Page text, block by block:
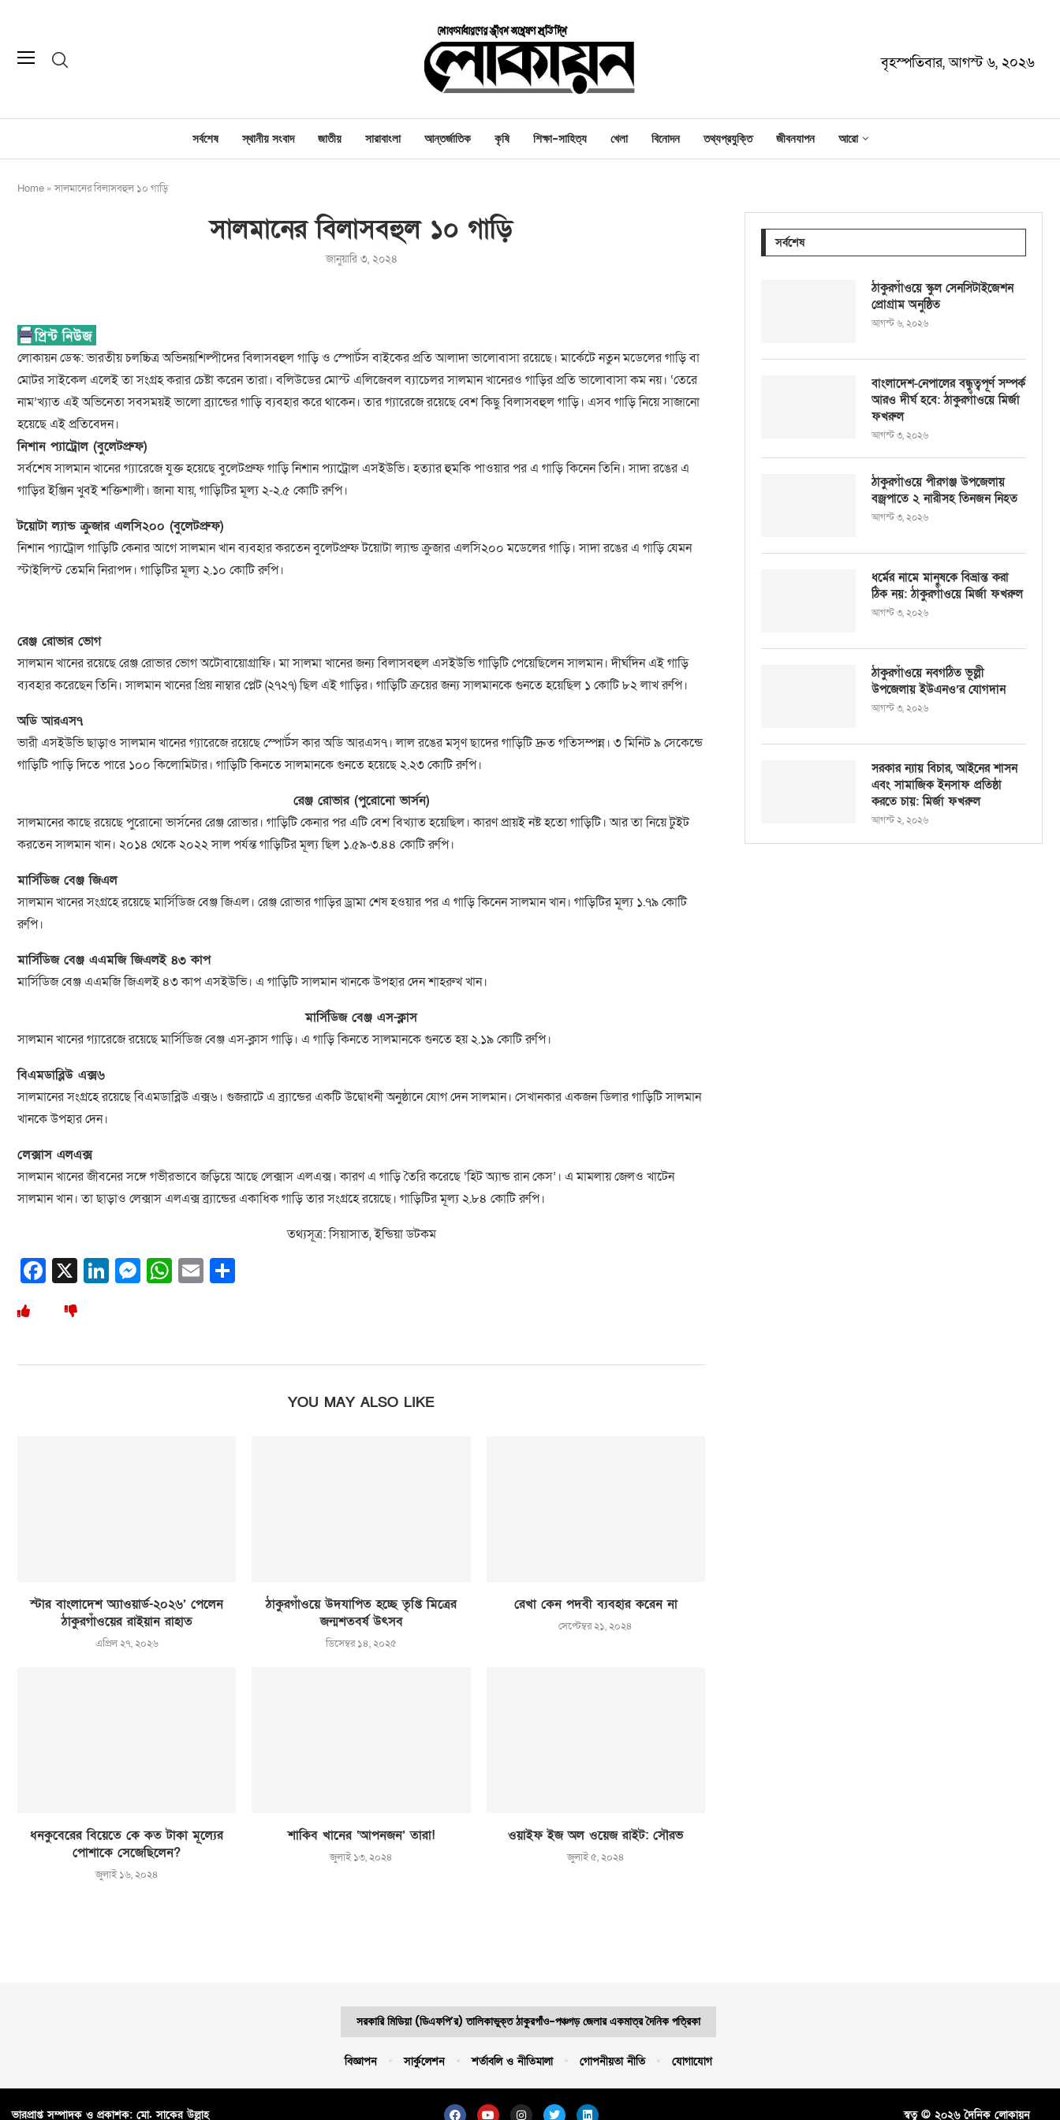
বৃহস্পতিবার, আগস্ট ৬, ২০২৬
সর্বশেষ স্থানীয় সংবাদ জাতীয় সারাবাংলা আন্তর্জাতিক কৃষি শিক্ষা-সাহিত্য খেলা বিনোদন তথ্যপ্রযুক্তি জীবনযাপন আরো
Home »সালমানের বিলাসবহুল ১০ গাড়ি
সালমানের বিলাসবহুল ১০ গাড়ি
জানুয়ারি ৩, ২০২৪
লোকায়ন ডেস্ক: ভারতীয় চলচ্চিত্র অভিনয়শিল্পীদের বিলাসবহুল গাড়ি ও স্পোর্টস বাইকের প্রতি আলাদা ভালোবাসা রয়েছে। মার্কেটে নতুন মডেলের গাড়ি বা
মোটর সাইকেল এলেই তা সংগ্রহ করার চেষ্টা করেন তারা। বলিউডের মোস্ট এলিজেবল ব্যাচেলর সালমান খানেরও গাড়ির প্রতি ভালোবাসা কম নয়। ‘তেরে
নাম’খ্যাত এই অভিনেতা সবসময়ই ভালো ব্র্যান্ডের গাড়ি ব্যবহার করে থাকেন। তার গ্যারেজে রয়েছে বেশ কিছু বিলাসবহুল গাড়ি। এসব গাড়ি নিয়ে সাজানো
হয়েছে এই প্রতিবেদন।
নিশান প্যাট্রোল (বুলেটপ্রুফ)
সর্বশেষ সালমান খানের গ্যারেজে যুক্ত হয়েছে বুলেটপ্রুফ গাড়ি নিশান প্যাট্রোল এসইউভি। হত্যার হুমকি পাওয়ার পর এ গাড়ি কিনেন তিনি। সাদা রঙের এ
গাড়ির ইঞ্জিন খুবই শক্তিশালী। জানা যায়, গাড়িটির মূল্য ২-২.৫ কোটি রুপি।
টয়োটা ল্যান্ড ক্রুজার এলসি২০০ (বুলেটপ্রুফ)
নিশান প্যাট্রোল গাড়িটি কেনার আগে সালমান খান ব্যবহার করতেন বুলেটপ্রুফ টয়োটা ল্যান্ড ক্রুজার এলসি২০০ মডেলের গাড়ি। সাদা রঙের এ গাড়ি যেমন
স্টাইলিস্ট তেমনি নিরাপদ। গাড়িটির মূল্য ২.১০ কোটি রুপি।
রেঞ্জ রোভার ভোগ
সালমান খানের রয়েছে রেঞ্জ রোভার ভোগ অটোবায়োগ্রাফি। মা সালমা খানের জন্য বিলাসবহুল এসইউভি গাড়িটি পেয়েছিলেন সালমান। দীর্ঘদিন এই গাড়ি
ব্যবহার করেছেন তিনি। সালমান খানের প্রিয় নাম্বার প্লেট (২৭২৭) ছিল এই গাড়ির। গাড়িটি ক্রয়ের জন্য সালমানকে গুনতে হয়েছিল ১ কোটি ৮২ লাখ রুপি।
অডি আরএস৭
ভারী এসইউভি ছাড়াও সালমান খানের গ্যারেজে রয়েছে স্পোর্টস কার অডি আরএস৭। লাল রঙের মসৃণ ছাদের গাড়িটি দ্রুত গতিসম্পন্ন। ৩ মিনিট ৯ সেকেন্ডে
গাড়িটি পাড়ি দিতে পারে ১০০ কিলোমিটার। গাড়িটি কিনতে সালমানকে গুনতে হয়েছে ২.২৩ কোটি রুপি।
রেঞ্জ রোভার (পুরোনো ভার্সন)
সালমানের কাছে রয়েছে পুরোনো ভার্সনের রেঞ্জ রোভার। গাড়িটি কেনার পর এটি বেশ বিখ্যাত হয়েছিল। কারণ প্রায়ই নষ্ট হতো গাড়িটি। আর তা নিয়ে টুইট
করতেন সালমান খান। ২০১৪ থেকে ২০২২ সাল পর্যন্ত গাড়িটির মূল্য ছিল ১.৫৯-৩.৪৪ কোটি রুপি।
মার্সিডিজ বেঞ্জ জিএল
সালমান খানের সংগ্রহে রয়েছে মার্সিডিজ বেঞ্জ জিএল। রেঞ্জ রোভার গাড়ির ড্রামা শেষ হওয়ার পর এ গাড়ি কিনেন সালমান খান। গাড়িটির মূল্য ১.৭৯ কোটি
রুপি।
মার্সিডিজ বেঞ্জ এএমজি জিএলই ৪৩ কাপ
মার্সিডিজ বেঞ্জ এএমজি জিএলই ৪৩ কাপ এসইউভি। এ গাড়িটি সালমান খানকে উপহার দেন শাহরুখ খান।
মার্সিডিজ বেঞ্জ এস-ক্লাস
সালমান খানের গ্যারেজে রয়েছে মার্সিডিজ বেঞ্জ এস-ক্লাস গাড়ি। এ গাড়ি কিনতে সালমানকে গুনতে হয় ২.১৯ কোটি রুপি।
বিএমডাব্লিউ এক্স৬
সালমানের সংগ্রহে রয়েছে বিএমডাব্লিউ এক্স৬। গুজরাটে এ ব্র্যান্ডের একটি উদ্বোধনী অনুষ্ঠানে যোগ দেন সালমান। সেখানকার একজন ডিলার গাড়িটি সালমান
খানকে উপহার দেন।
লেক্সাস এলএক্স
সালমান খানের জীবনের সঙ্গে গভীরভাবে জড়িয়ে আছে লেক্সাস এলএক্স। কারণ এ গাড়ি তৈরি করেছে ‘হিট অ্যান্ড রান কেস’। এ মামলায় জেলও খাটেন
সালমান খান। তা ছাড়াও লেক্সাস এলএক্স ব্র্যান্ডের একাধিক গাড়ি তার সংগ্রহে রয়েছে। গাড়িটির মূল্য ২.৮৪ কোটি রুপি।
তথ্যসূত্র: সিয়াসাত, ইন্ডিয়া ডটকম
Facebook
X LinkedIn
Messenger
WhatsApp
Email
YOU MAY ALSO LIKE
স্টার বাংলাদেশ অ্যাওয়ার্ড-২০২৬’ পেলেন
ঠাকুরগাঁওয়ের রাইয়ান রাহাত
এপ্রিল ২৭, ২০২৬
ঠাকুরগাঁওয়ে উদযাপিত হচ্ছে তৃপ্তি মিত্রের
জন্মশতবর্ষ উৎসব
ডিসেম্বর ১৪, ২০২৫
রেখা কেন পদবী ব্যবহার করেন না
সেপ্টেম্বর ২১, ২০২৪
ধনকুবেরের বিয়েতে কে কত টাকা মূল্যের
পোশাকে সেজেছিলেন?
জুলাই ১৬, ২০২৪
শাকিব খানের ‘আপনজন’ তারা!
জুলাই ১৩, ২০২৪
ওয়াইফ ইজ অল ওয়েজ রাইট: সৌরভ
জুলাই ৫, ২০২৪
সর্বশেষ
ঠাকুরগাঁওয়ে স্কুল সেনসিটাইজেশন
প্রোগ্রাম অনুষ্ঠিত
আগস্ট ৬, ২০২৬
বাংলাদেশ-নেপালের বন্ধুত্বপূর্ণ সম্পর্ক
আরও দীর্ঘ হবে: ঠাকুরগাঁওয়ে মির্জা
ফখরুল
আগস্ট ৩, ২০২৬
ঠাকুরগাঁওয়ে পীরগঞ্জ উপজেলায়
বজ্রপাতে ২ নারীসহ তিনজন নিহত
আগস্ট ৩, ২০২৬
ধর্মের নামে মানুষকে বিভ্রান্ত করা
ঠিক নয়: ঠাকুরগাঁওয়ে মির্জা ফখরুল
আগস্ট ৩, ২০২৬
ঠাকুরগাঁওয়ে নবগঠিত ভূল্লী
উপজেলায় ইউএনও’র যোগদান
আগস্ট ৩, ২০২৬
সরকার ন্যায় বিচার, আইনের শাসন
এবং সামাজিক ইনসাফ প্রতিষ্ঠা
করতে চায়: মির্জা ফখরুল
আগস্ট ২, ২০২৬
সরকারি মিডিয়া (ডিএফপি’র) তালিকাভুক্ত ঠাকুরগাঁও-পঞ্চগড় জেলার একমাত্র দৈনিক পত্রিকা
বিজ্ঞাপন সার্কুলেশন শর্তাবলি ও নীতিমালা গোপনীয়তা নীতি যোগাযোগ
ভারপ্রাপ্ত সম্পাদক ও প্রকাশক: মো. সাকের উল্লাহ স্বত্ব © ২০২৬ দৈনিক লোকায়ন